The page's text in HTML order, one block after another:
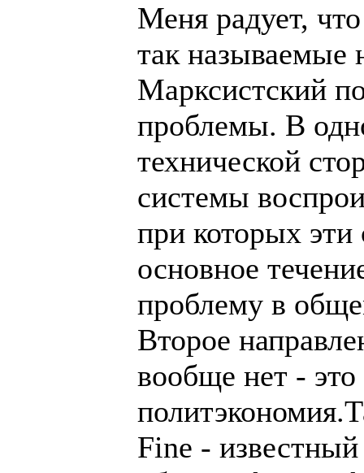
Меня радует,
так называемые
Марксистский
проблемы. В
технической
системы
при которых
основное
проблему в
Второе
вообще нет - это
Fine -